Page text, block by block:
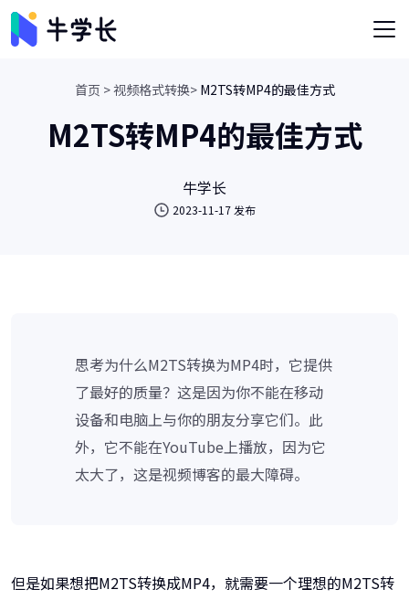
首页 >视频格式转换> M2TS转MP4的最佳方式
M2TS转MP4的最佳方式
牛学长
2023-11-17 发布
思考为什么M2TS转换为MP4时，它提供
了最好的质量？这是因为你不能在移动
设备和电脑上与你的朋友分享它们。此
外，它不能在YouTube上播放，因为它
太大了，这是视频博客的最大障碍。
但是如果想把M2TS转换成MP4，就需要一个理想的M2TS转